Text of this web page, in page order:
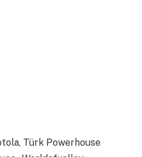
Türk Powerhouse